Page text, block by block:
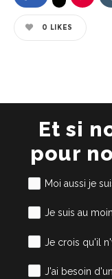
0 LIKES
Et si
pour
Moi aussi je
Je suis au
Je crois qu'il
J'ai besoin